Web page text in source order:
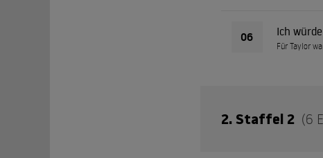
06 Ich
Für Taylor
2. Staffel 2 (6